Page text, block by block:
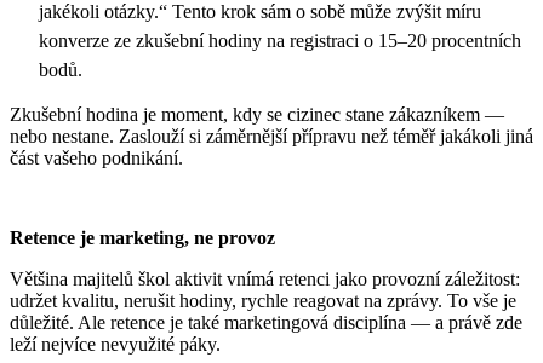
jakékoli otázky.“ Tento krok sám o sobě může zvýšit míru
konverze ze zkušební hodiny na registraci o 15–20 procentních
bodů.
Zkušební hodina je moment, kdy se cizinec stane zákazníkem —
nebo nestane. Zaslouží si záměrnější přípravu než téměř jakákoli jiná
část vašeho podnikání.
Retence je marketing, ne provoz
Většina majitelů škol aktivit vnímá retenci jako provozní záležitost:
udržet kvalitu, nerušit hodiny, rychle reagovat na zprávy. To vše je
důležité. Ale retence je také marketingová disciplína — a právě zde
leží nejvíce nevyužité páky.